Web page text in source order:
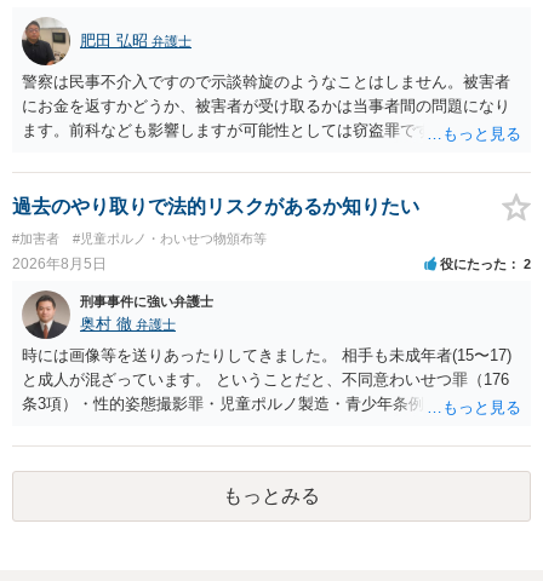
肥田 弘昭 弁護士
警察は民事不介入ですので示談斡旋のようなことはしません。被害者
にお金を返すかどうか、被害者が受け取るかは当事者間の問題になり
ます。前科なども影響しますが可能性としては窃盗罪ですので、逮捕
過去のやり取りで法的リスクがあるか知りたい
#加害者 #児童ポルノ・わいせつ物頒布等
2026年8月5日 役にたった 2
刑事事件に強い弁護士
奥村 徹 弁護士
時には画像等を送りあったりしてきました。 相手も未成年者(15〜17)
と成人が混ざっています。 ということだと、不同意わいせつ罪（176
条3項）・性的姿態撮影罪・児童ポルノ製造・青少年条例違反（わいせ
で、警察にバレれば、それなりの捜査を受けるでしょう。
もっとみる